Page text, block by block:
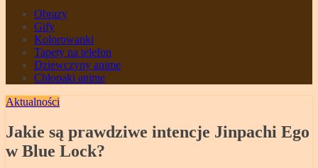
Obrazy
Gify
Kolorowanki
Tapety na telefon
Dziewczyny anime
Chłopaki anime
Aktualności
Jakie są prawdziwe intencje Jinpachi Ego
w Blue Lock?